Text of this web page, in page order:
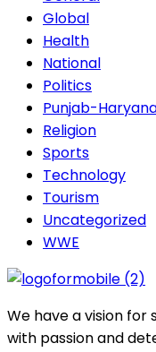
Global
Health
National
Politics
Punjab-
Religion
Sports
Technology
Tourism
Uncategorized
WWE
We have a vision
with passion and